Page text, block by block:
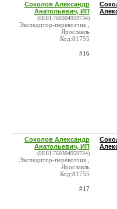
Соколов Александр
Анатольевич, ИП
(ИНН:760304959734)
Экспедитор-перевозчик ,
Ярославль
Код:81755
#16
Соколов Александр
Анатольевич, ИП
(ИНН:760304959734)
Экспедитор-перевозчик ,
Ярославль
Код:81755
#17